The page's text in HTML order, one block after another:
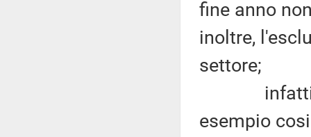
fine anno
inoltre,
settore;
infatti, sul
esempio